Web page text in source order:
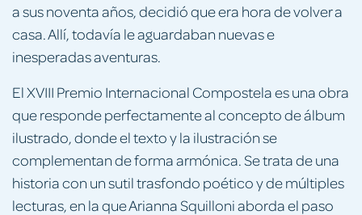
a sus noventa años, decidió que era hora de volver a
casa. Allí, todavía le aguardaban nuevas e
inesperadas aventuras.
El XVIII Premio Internacional Compostela es una obra
que responde perfectamente al concepto de álbum
ilustrado, donde el texto y la ilustración se
complementan de forma armónica. Se trata de una
historia con un sutil trasfondo poético y de múltiples
lecturas, en la que Arianna Squilloni aborda el paso